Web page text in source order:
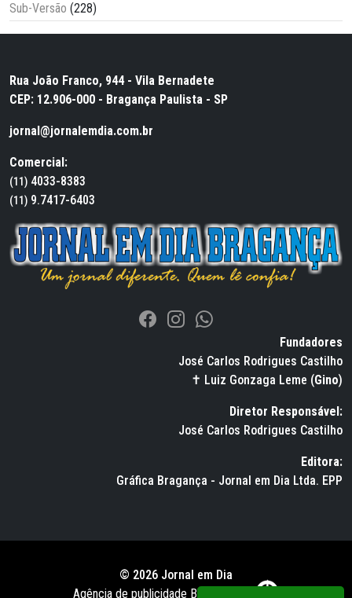
Sub-Versão (228)
Rua João Franco, 944 - Vila Bernadete
CEP: 12.906-000 - Bragança Paulista - SP
jornal@jornalemdia.com.br
Comercial:
(11) 4033-8383
(11) 9.7417-6403
Fundadores
José Carlos Rodrigues Castilho
✝ Luiz Gonzaga Leme (Gino)
Diretor Responsável:
José Carlos Rodrigues Castilho
Editora:
Gráfica Bragança - Jornal em Dia Ltda. EPP
© 2026 Jornal em Dia
Agência de publicidade BWS RUSSO